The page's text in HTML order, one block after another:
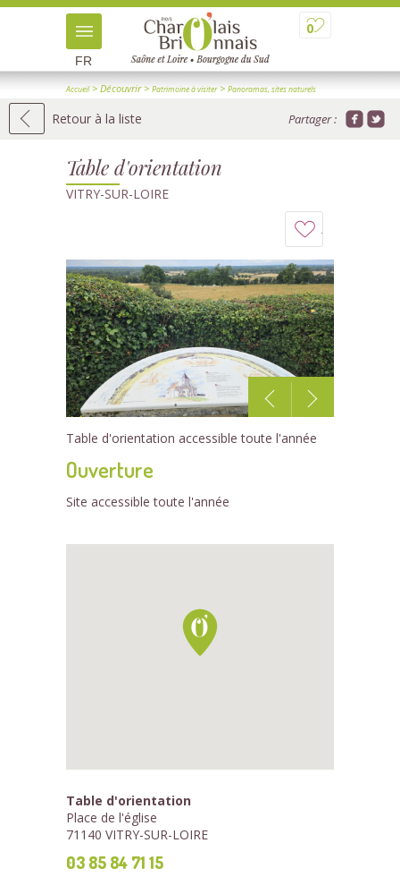
0
FR
Accueil> Découvrir> Patrimoine à visiter> Panoramas, sites naturels
Retour à la liste Partager :
Table d'orientation
VITRY-SUR-LOIRE
à
mon
carnet
1 /2
Table d'orientation accessible toute l'année
Ouverture
Site accessible toute l'année
Table d'orientation
Place de l'église
71140 VITRY-SUR-LOIRE
03 85 84 71 15